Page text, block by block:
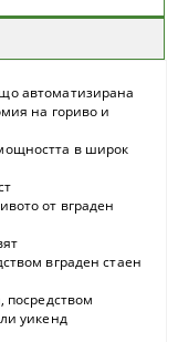
автоматизирана
на гориво и
в широк
от вграден
вграден стаен
посредством
уикенд